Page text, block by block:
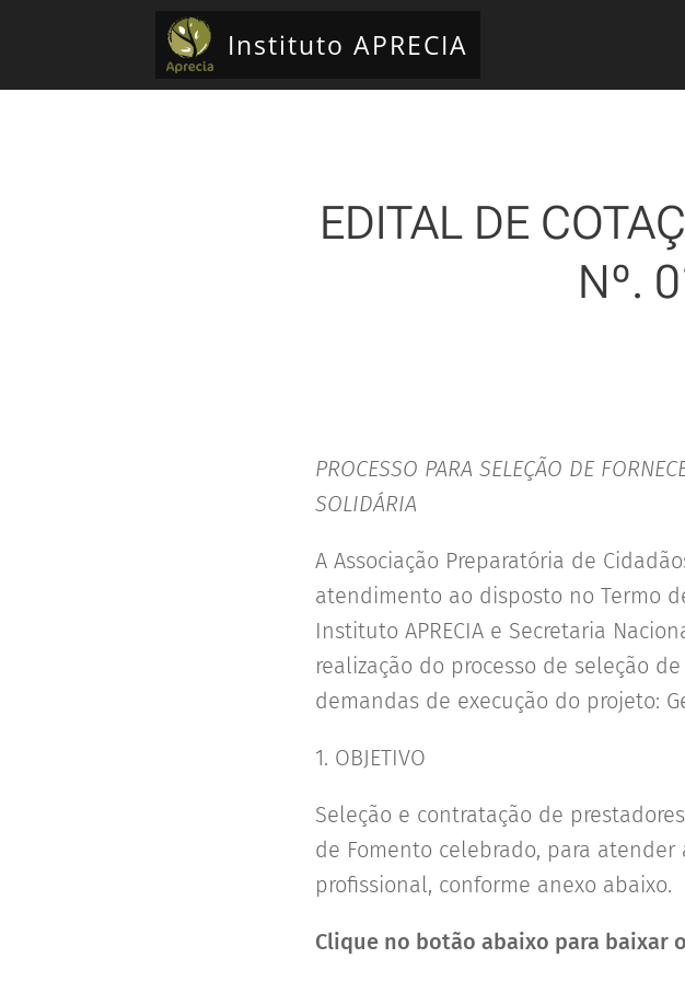
Instituto APRECIA
EDITAL DE
Nº.
PROCESSO PARA SELEÇÃO DE
SOLIDÁRIA
A Associação Preparatória de
atendimento ao disposto no Termo
Instituto APRECIA e Secretaria
realização do processo de seleção
demandas de execução do projeto:
1. OBJETIVO
Seleção e contratação de
de Fomento celebrado, para
profissional, conforme anexo abaixo.
Clique no botão abaixo para baixar